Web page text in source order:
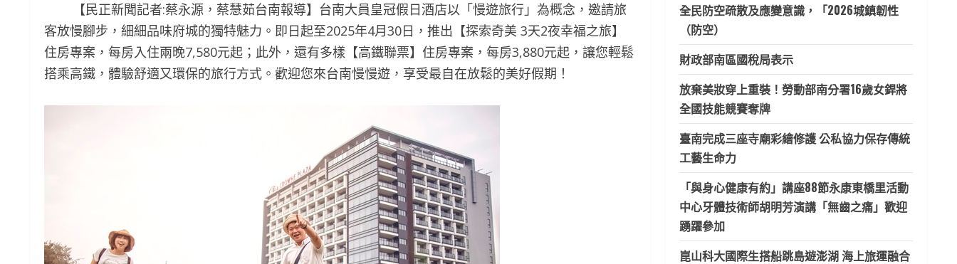
【民正新聞記者:蔡永源，蔡慧茹台南報導】台南大員皇冠假日酒店以「慢遊旅行」為概念，邀請旅
客放慢腳步，細細品味府城的獨特魅力。即日起至2025年4月30日，推出【探索奇美 3天2夜幸福之旅】
住房專案，每房入住兩晚7,580元起；此外，還有多樣【高鐵聯票】住房專案，每房3,880元起，讓您輕鬆
搭乘高鐵，體驗舒適又環保的旅行方式。歡迎您來台南慢慢遊，享受最自在放鬆的美好假期！
全民防空疏散及應變意識，「2026城鎮韌性
（防空）
財政部南區國稅局表示
放棄美妝穿上重裝！勞動部南分署16歲女銲將
全國技能競賽奪牌
臺南完成三座寺廟彩繪修護 公私協力保存傳統
工藝生命力
「與身心健康有約」講座88節永康東橋里活動
中心牙體技術師胡明芳演講「無齒之痛」歡迎
踴躍參加
崑山科大國際生搭船跳島遊澎湖 海上旅運融合